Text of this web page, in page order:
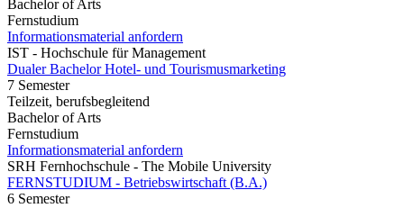
Bachelor of Arts
Fernstudium
Informationsmaterial anfordern
IST - Hochschule für Management
Dualer Bachelor Hotel- und Tourismusmarketing
7 Semester
Teilzeit, berufsbegleitend
Bachelor of Arts
Fernstudium
Informationsmaterial anfordern
SRH Fernhochschule - The Mobile University
FERNSTUDIUM - Betriebswirtschaft (B.A.)
6 Semester